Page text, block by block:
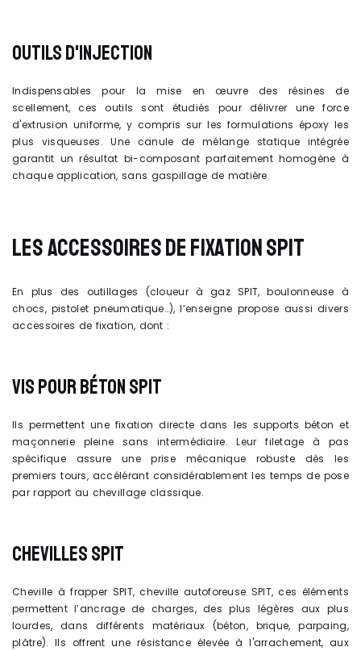
OUTILS D'INJECTION
Indispensables pour la mise en œuvre des résines de
scellement, ces outils sont étudiés pour délivrer une force
d'extrusion uniforme, y compris sur les formulations époxy les
plus visqueuses. Une canule de mélange statique intégrée
garantit un résultat bi-composant parfaitement homogène à
chaque application, sans gaspillage de matière.
LES ACCESSOIRES DE FIXATION SPIT
En plus des outillages (cloueur à gaz SPIT, boulonneuse à
chocs, pistolet pneumatique…), l’enseigne propose aussi divers
accessoires de fixation, dont :
VIS POUR BÉTON SPIT
Ils permettent une fixation directe dans les supports béton et
maçonnerie pleine sans intermédiaire. Leur filetage à pas
spécifique assure une prise mécanique robuste dès les
premiers tours, accélérant considérablement les temps de pose
par rapport au chevillage classique.
CHEVILLES SPIT
Cheville à frapper SPIT, cheville autoforeuse SPIT, ces éléments
permettent l’ancrage de charges, des plus légères aux plus
lourdes, dans différents matériaux (béton, brique, parpaing,
plâtre). Ils offrent une résistance élevée à l'arrachement, aux